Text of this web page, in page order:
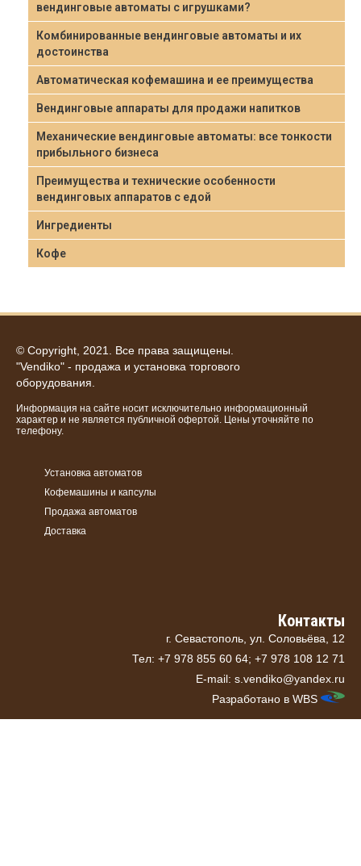
вендинговые автоматы с игрушками?
Комбинированные вендинговые автоматы и их
достоинства
Автоматическая кофемашина и ее преимущества
Вендинговые аппараты для продажи напитков
Механические вендинговые автоматы: все тонкости
прибыльного бизнеса
Преимущества и технические особенности
вендинговых аппаратов с едой
Ингредиенты
Кофе
© Copyright, 2021. Все права защищены.
"Vendiko" - продажа и установка торгового
оборудования.
Информация на сайте носит исключительно информационный
характер и не является публичной офертой. Цены уточняйте по
телефону.
Установка автоматов
Кофемашины и капсулы
Продажа автоматов
Доставка
Контакты
г. Севастополь, ул. Соловьёва, 12
Тел: +7 978 855 60 64; +7 978 108 12 71
E-mail: s.vendiko@yandex.ru
Разработано в WBS